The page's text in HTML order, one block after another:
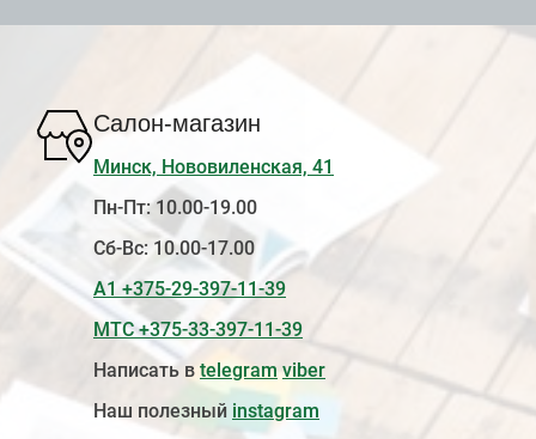
Салон-магазин
Минск, Нововиленская, 41
Пн-Пт: 10.00-19.00
Сб-Вс: 10.00-17.00
А1 +375-29-397-11-39
МТС +375-33-397-11-39
Написать в telegram viber
Наш полезный instagram